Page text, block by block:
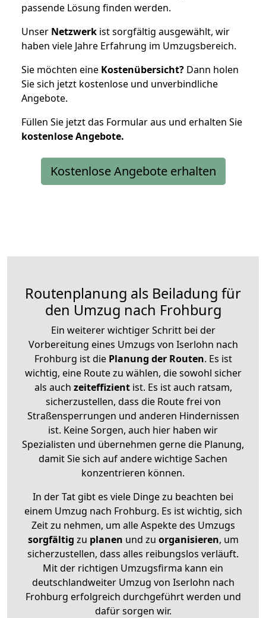
passende Lösung finden werden.
Unser Netzwerk ist sorgfältig ausgewählt, wir
haben viele Jahre Erfahrung im Umzugsbereich.
Sie möchten eine Kostenübersicht? Dann holen
Sie sich jetzt kostenlose und unverbindliche
Angebote.
Füllen Sie jetzt das Formular aus und erhalten Sie
kostenloseAngebote.
Kostenlose Angebote erhalten
Routenplanung als Beiladung für
den Umzug nach Frohburg
Ein weiterer wichtiger Schritt bei der
Vorbereitung eines Umzugs von Iserlohn nach
Frohburg ist diePlanung der Routen. Es ist
wichtig, eine Route zu wählen, die sowohl sicher
als auch zeiteffizientist. Es ist auch ratsam,
sicherzustellen, dass die Route frei von
Straßensperrungen und anderen Hindernissen
ist. Keine Sorgen, auch hier haben wir
Spezialisten und übernehmen gerne die Planung,
damit Sie sich auf andere wichtige Sachen
konzentrieren können.
In der Tat gibt es viele Dinge zu beachten bei
einem Umzug nach Frohburg. Es ist wichtig, sich
Zeit zu nehmen, um alle Aspekte des Umzugs
sorgfältig zu planen und zu organisieren, um
sicherzustellen, dass alles reibungslos verläuft.
Mit der richtigen Umzugsfirma kann ein
deutschlandweiter Umzug von Iserlohn nach
Frohburg erfolgreich durchgeführt werden und
dafür sorgen wir.